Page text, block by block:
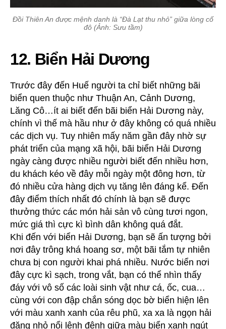
Đồi Thiên An được mệnh danh là “Đà Lạt thu nhỏ” giữa lòng cố
đô (Ảnh: Sưu tầm)
12. Biển Hải Dương
Trước đây đến Huế người ta chỉ biết những bãi
biển quen thuộc như Thuận An, Cảnh Dương,
Lăng Cô…ít ai biết đến bãi biển Hải Dương này,
chính vì thế mà hầu như ở đây không có quá nhiều
các dịch vụ. Tuy nhiên mấy năm gần đây nhờ sự
phát triển của mạng xã hội, bãi biển Hải Dương
ngày càng được nhiều người biết đến nhiều hơn,
du khách kéo về đây mỗi ngày một đông hơn, từ
đó nhiều cửa hàng dịch vụ tăng lên đáng kể. Đến
đây điểm thích nhất đó chính là bạn sẽ được
thưởng thức các món hải sản vô cùng tươi ngon,
mức giá thì cực kì bình dân không quá đắt.
Khi đến với biển Hải Dương, bạn sẽ ấn tượng bởi
nơi đây trông khá hoang sơ, một bãi tắm tự nhiên
chưa bị con người khai phá nhiều. Nước biển nơi
đây cực kì sạch, trong vắt, bạn có thể nhìn thấy
đáy với vô số các loài sinh vật như cá, ốc, cua…
cùng với con đập chắn sóng dọc bờ biển hiện lên
với màu xanh xanh của rêu phũ, xa xa là ngọn hải
đăng nhỏ nổi lênh đênh giữa màu biển xanh ngút